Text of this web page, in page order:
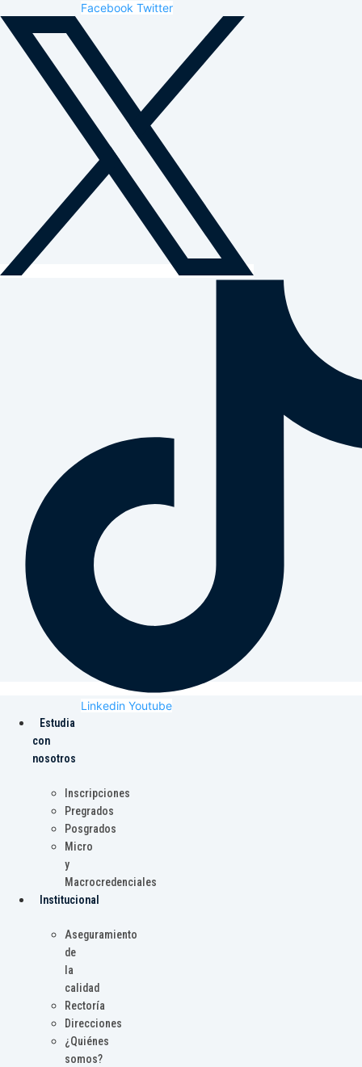
Facebook Twitter
Linkedin Youtube
Estudia
con
nosotros
Inscripciones
Pregrados
Posgrados
Micro
y
Macrocredenciales
Institucional
Aseguramiento
de
la
calidad
Rectoría
Direcciones
¿Quiénes
somos?